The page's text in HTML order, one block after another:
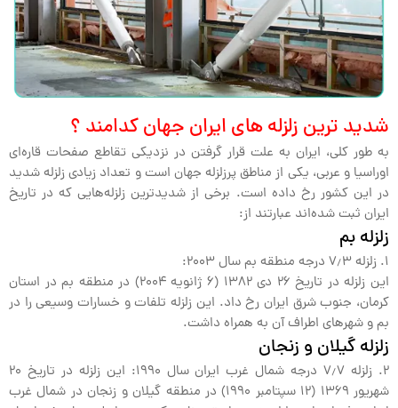
شدید ترین زلزله های ایران جهان کدامند ؟
به طور کلی، ایران به علت قرار گرفتن در نزدیکی تقاطع صفحات قاره‌ای
اوراسیا و عربی، یکی از مناطق پرزلزله جهان است و تعداد زیادی زلزله شدید
در این کشور رخ داده است. برخی از شدیدترین زلزله‌هایی که در تاریخ
ایران ثبت شده‌اند عبارتند از:
زلزله بم
1. زلزله ۷٫۳ درجه منطقه بم سال ۲۰۰۳:
این زلزله در تاریخ ۲۶ دی ۱۳۸۲ (۶ ژانویه ۲۰۰۴) در منطقه بم در استان
کرمان، جنوب شرق ایران رخ داد. این زلزله تلفات و خسارات وسیعی را در
بم و شهرهای اطراف آن به همراه داشت.
زلزله گیلان و زنجان
2. زلزله ۷٫۷ درجه شمال غرب ایران سال ۱۹۹۰: این زلزله در تاریخ ۲۰
شهریور ۱۳۶۹ (۱۲ سپتامبر ۱۹۹۰) در منطقه گیلان و زنجان در شمال غرب